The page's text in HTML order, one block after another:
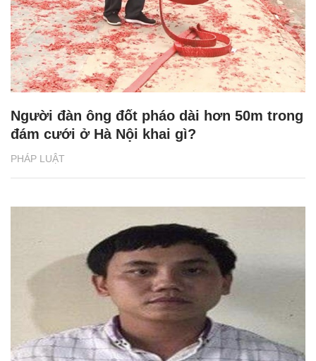
PHÁP LUẬT
Người đàn ông đốt pháo dài hơn 50m trong
đám cưới ở Hà Nội khai gì?